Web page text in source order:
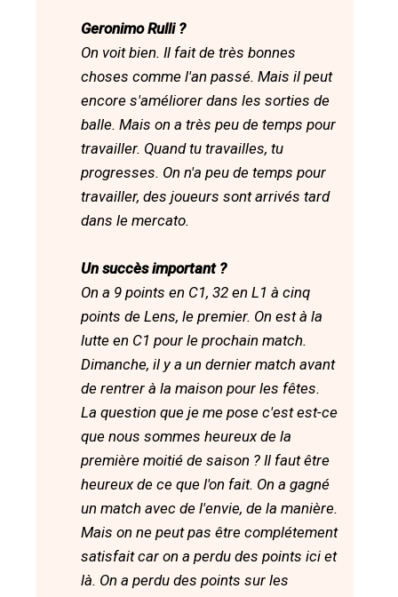
Geronimo Rulli ?
On voit bien. Il fait de très bonnes
choses comme l'an passé. Mais il peut
encore s'améliorer dans les sorties de
balle. Mais on a très peu de temps pour
travailler. Quand tu travailles, tu
progresses. On n'a peu de temps pour
travailler, des joueurs sont arrivés tard
dans le mercato.
Un succès important ?
On a 9 points en C1, 32 en L1 à cinq
points de Lens, le premier. On est à la
lutte en C1 pour le prochain match.
Dimanche, il y a un dernier match avant
de rentrer à la maison pour les fêtes.
La question que je me pose c'est est-ce
que nous sommes heureux de la
première moitié de saison ? Il faut être
heureux de ce que l'on fait. On a gagné
un match avec de l'envie, de la manière.
Mais on ne peut pas être complétement
satisfait car on a perdu des points ici et
là. On a perdu des points sur les